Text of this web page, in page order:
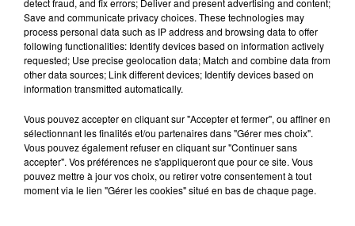
15 juillet 2026
BÉTHUNE: ENQUÊTE POUR HOMICIDE
VOLONTAIRE EN COURS, APRÈS LA...
Selon les premiers éléments, le logement servait
à des prostituées
detect fraud, and fix errors; Deliver and present advertising and content;
Save and communicate privacy choices. These technologies may
process personal data such as IP address and browsing data to offer
following functionalities: Identify devices based on information actively
requested; Use precise geolocation data; Match and combine data from
other data sources; Link different devices; Identify devices based on
information transmitted automatically.
Vous pouvez accepter en cliquant sur "Accepter et fermer", ou affiner en
sélectionnant les finalités et/ou partenaires dans "Gérer mes choix".
Vous pouvez également refuser en cliquant sur "Continuer sans
accepter". Vos préférences ne s'appliqueront que pour ce site. Vous
pouvez mettre à jour vos choix, ou retirer votre consentement à tout
moment via le lien "Gérer les cookies" situé en bas de chaque page.